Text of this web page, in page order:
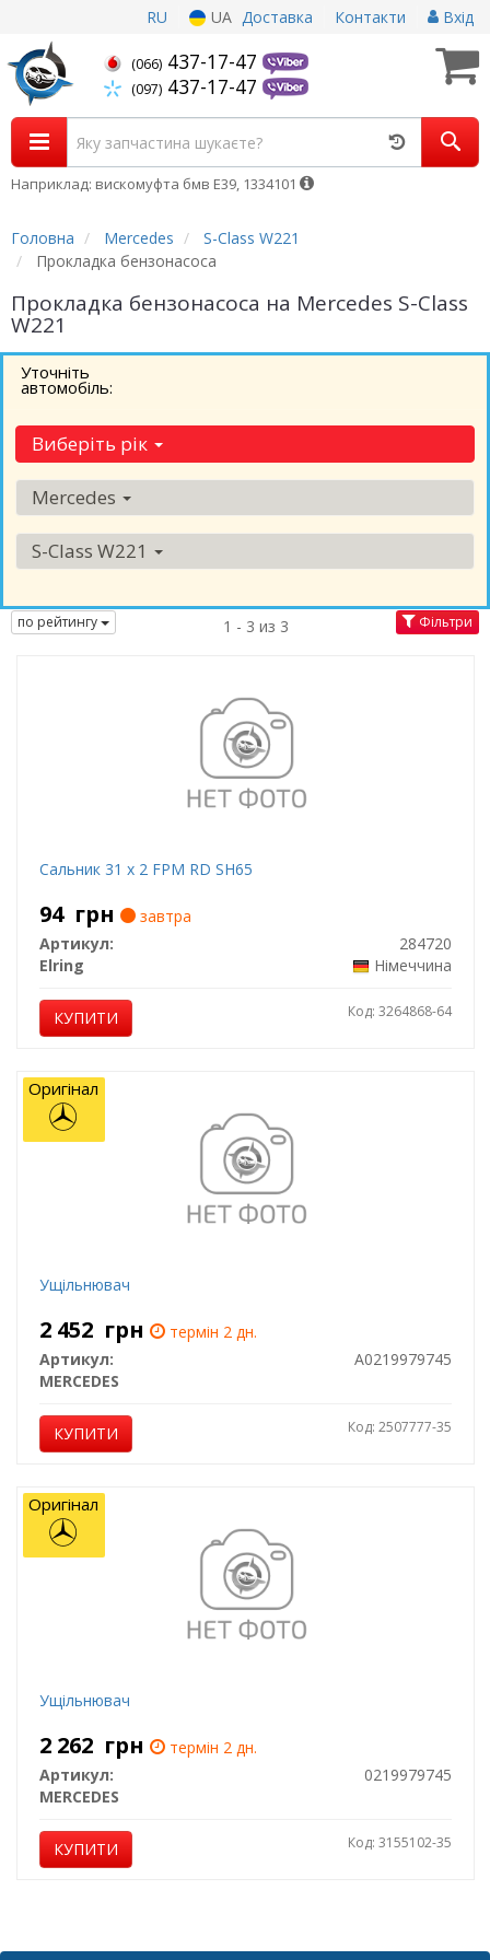
RU UA Доставка Контакти Вхід
(066) 437-17-47
(097) 437-17-47
Наприклад: вискомуфта бмв Е39, 1334101
Головна Mercedes
S-Class W221
Прокладка бензонасоса
Прокладка бензонасоса на Mercedes S-Class
W221
Уточніть
автомобіль:
Виберіть рік
Mercedes
S-Class W221
по рейтингу 1 - 3 из 3 Фільтри
Сальник 31 x 2 FPM RD SH65
94 грн
завтра
Артикул:
284720
Elring
Німеччина
КУПИТИ Код: 3264868-64
Ущільнювач
2 452 грн
термін 2 дн.
Артикул:
A0219979745
MERCEDES
КУПИТИ Код: 2507777-35
Оригінал
Ущільнювач
2 262 грн
термін 2 дн.
Артикул:
0219979745
MERCEDES
КУПИТИ Код: 3155102-35
Оригінал